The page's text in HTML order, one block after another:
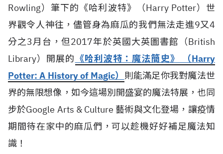
Rowling）筆下的《哈利波特》（Harry Potter）世
界觀令人神往，儘管身為麻瓜的我們無法走進9又4
分之3月台，但2017年於英國大英圖書館（British
Library）開展的 《哈利波特：魔法簡史》 （Harry
Potter: A History of Magic） 則能滿足你我對魔法世
界的無限想像，如今這場別開盛宴的魔法特展，也同
步於Google Arts & Culture 藝術與文化登場，讓疫情
期間待在家中的麻瓜們，可以趁機好好補足魔法知
識！